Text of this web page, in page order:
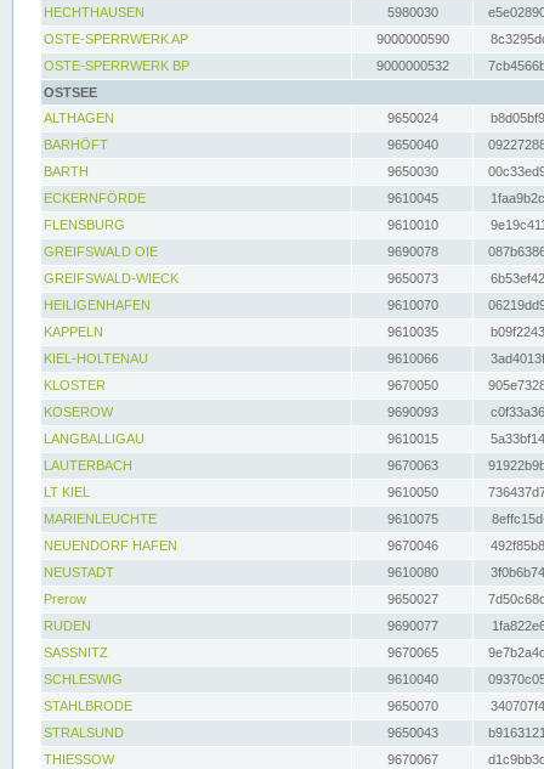
HECHTHAUSEN
5980030
OSTE-SPERRWERK AP
9000000590
OSTE-SPERRWERK BP
9000000532
OSTSEE
ALTHAGEN
9650024
BARHÖFT
9650040
BARTH
9650030
ECKERNFÖRDE
9610045
FLENSBURG
9610010
GREIFSWALD OIE
9690078
GREIFSWALD-WIECK
9650073
HEILIGENHAFEN
9610070
KAPPELN
9610035
KIEL-HOLTENAU
9610066
KLOSTER
9670050
KOSEROW
9690093
LANGBALLIGAU
9610015
LAUTERBACH
9670063
LT KIEL
9610050
MARIENLEUCHTE
9610075
NEUENDORF HAFEN
9670046
NEUSTADT
9610080
Prerow
9650027
RUDEN
9690077
SASSNITZ
9670065
SCHLESWIG
9610040
STAHLBRODE
9650070
STRALSUND
9650043
THIESSOW
9670067